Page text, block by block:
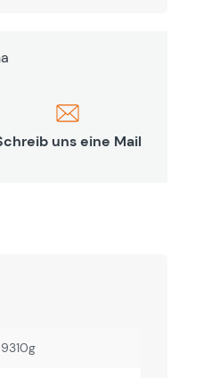
uns eine Mail
9310g